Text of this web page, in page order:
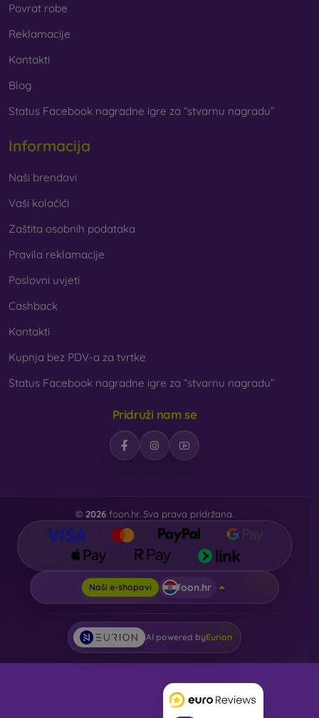
Povrat robe
Reklamacije
Kontakti
Blog
Status Facebook nagradne igre za “stvarnu nagradu”
Informacija
Naši brendovi
Vaši kolačići
Zaštita osobnih podataka
Pravila reklamacije
Poslovni uvjeti
Cashback
Kontakti
Kupnja bez PDV-a za tvrtke
Status Facebook nagradne igre za “stvarnu nagradu”
Pridruži nam se
© 2026 foon.hr. Sva prava pridržana.
Naši e-shopovi foon.hr
AI powered byEurion